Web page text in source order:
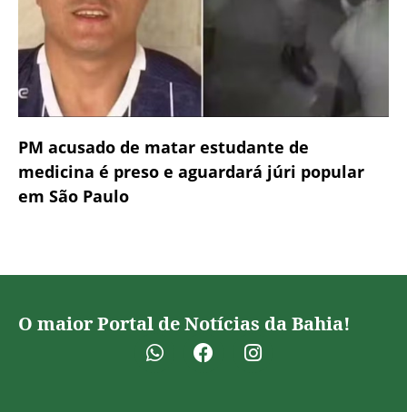
PM acusado de matar estudante de
medicina é preso e aguardará júri popular
em São Paulo
O maior Portal de Notícias da Bahia!